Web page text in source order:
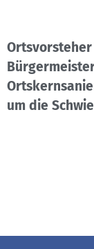
um die